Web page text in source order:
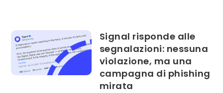
Signal risponde alle
segnalazioni: nessuna
violazione, ma una
campagna di phishing
mirata